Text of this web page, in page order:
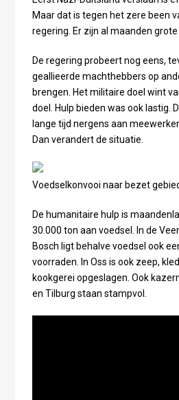
Maar dat is tegen het zere been
regering. Er zijn al maanden
De regering probeert nog eens,
geallieerde machthebbers op
brengen. Het militaire doel wint
doel. Hulp bieden was ook lastig.
lange tijd nergens aan
Dan verandert de situatie.
Voedselkonvooi naar bezet
De humanitaire hulp is
30.000 ton aan voedsel. In de
Bosch ligt behalve voedsel ook
voorraden. In Oss is ook zeep,
kookgerei opgeslagen. Ook
en Tilburg staan stampvol.